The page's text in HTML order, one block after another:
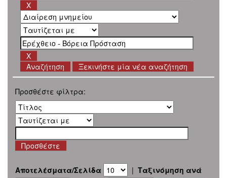
Ξεκινήστε μία νέα αναζήτηση
Προσθέστε φίλτρα:
Αποτελέσματα/Σελίδα | Ταξινόμηση ανά